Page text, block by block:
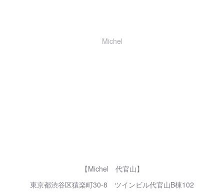
Michel
【Michel 代官山】
東京都渋谷区猿楽町30-8 ツインビル代官山B棟102